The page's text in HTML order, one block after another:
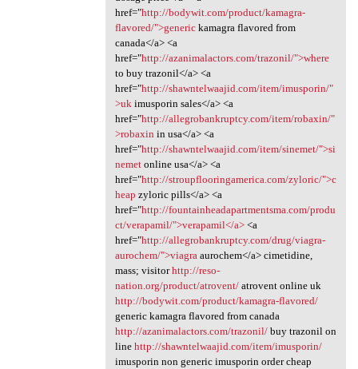
href="http://bodywit.com/product/kamagra-
flavored/">generickamagra flavored from
canada</a> <a
href="http://azanimalactors.com/trazonil/">where
to buy trazonil</a> <a
href="http://shawntelwaajid.com/item/imusporin/"
>uk imusporin sales</a> <a
href="http://allegrobankruptcy.com/item/robaxin/"
>robaxin in usa</a> <a
href="http://shawntelwaajid.com/item/sinemet/">si
nemetonline usa</a> <a
href="http://stroupflooringamerica.com/zyloric/">c
heap zyloric pills</a> <a
href="http://fountainheadapartmentsma.com/produ
ct/verapamil/">verapamil</a><a
href="http://allegrobankruptcy.com/drug/viagra-
aurochem/">viagra aurochem</a> cimetidine,
mass; visitorhttp://reso-
nation.org/product/atrovent/atrovent online uk
http://bodywit.com/product/kamagra-flavored/
generic kamagra flavored from canada
http://azanimalactors.com/trazonil/buy trazonil on
line http://shawntelwaajid.com/item/imusporin/
imusporin non generic imusporin order cheap